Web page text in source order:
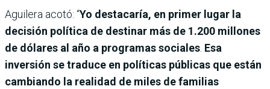
Aguilera acotó: “Yo destacaría, en primer lugar la
decisión política de destinar más de 1.200 millones
de dólares al año a programas sociales. Esa
inversión se traduce en políticas públicas que están
cambiando la realidad de miles de familias